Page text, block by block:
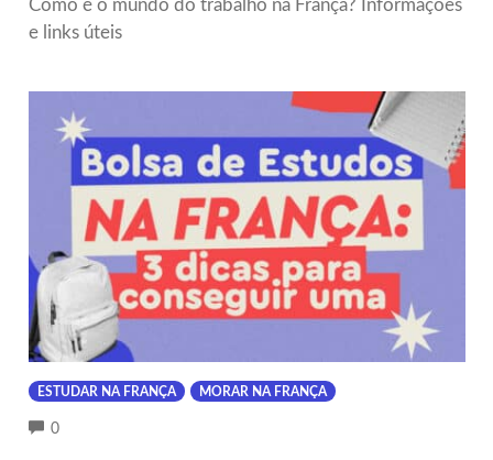
Como é o mundo do trabalho na França? Informações
e links úteis
ESTUDAR NA FRANÇA MORAR NA FRANÇA
0COMMENTS